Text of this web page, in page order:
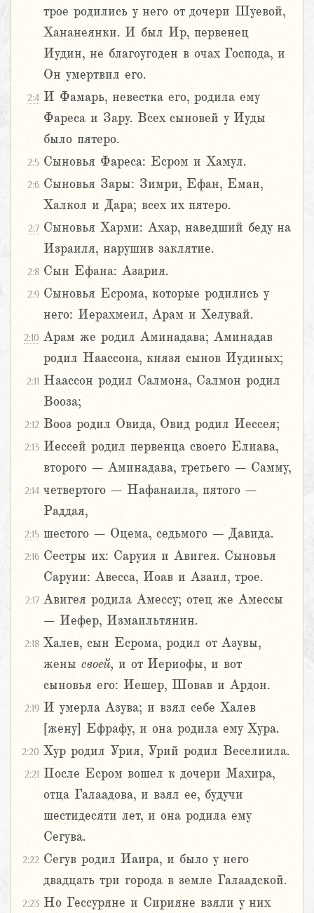
трое родились у него от дочери Шуевой,
Хананеянки. И был Ир, первенец
Иудин, не благоугоден в очах Господа, и
Он умертвил его.
2:4 И Фамарь, невестка его, родила ему
Фареса и Зару. Всех сыновей у Иуды
было пятеро.
2:5 Сыновья Фареса: Есром и Хамул.
2:6 Сыновья Зары: Зимри, Ефан, Еман,
Халкол и Дара; всех их пятеро.
2:7 Сыновья Харми: Ахар, наведший беду на
Израиля, нарушив заклятие.
2:8 Сын Ефана: Азария.
2:9 Сыновья Есрома, которые родились у
него: Иерахмеил, Арам и Хелувай.
2:10 Арам же родил Аминадава; Аминадав
родил Наассона, князя сынов Иудиных;
2:11 Наассон родил Салмона, Салмон родил
Вооза;
2:12 Вооз родил Овида, Овид родил Иессея;
2:13 Иессей родил первенца своего Елиава,
второго – Аминадава, третьего – Самму,
2:14 четвертого – Нафанаила, пятого –
Раддая,
2:15 шестого – Оцема, седьмого – Давида.
2:16 Сестры их: Саруия и Авигея. Сыновья
Саруии: Авесса, Иоав и Азаил, трое.
2:17 Авигея родила Амессу; отец же Амессы
– Иефер, Измаильтянин.
2:18 Халев, сын Есрома, родил от Азувы,
жены своей, и от Иериофы, и вот
сыновья его: Иешер, Шовав и Ардон.
2:19 И умерла Азува; и взял себе Халев
[жену] Ефрафу, и она родила ему Хура.
2:20 Хур родил Урия, Урий родил Веселиила.
2:21 После Есром вошел к дочери Махира,
отца Галаадова, и взял ее, будучи
шестидесяти лет, и она родила ему
Сегува.
2:22 Сегув родил Иаира, и было у него
двадцать три города в земле Галаадской.
2:23 Но Гессуряне и Сирияне взяли у них